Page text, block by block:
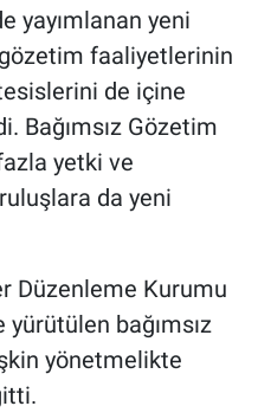
yayımlanan yeni
faaliyetlerinin
de içine
Bağımsız Gözetim
yetki ve
da yeni
Düzenleme Kurumu
bağımsız
yönetmelikte